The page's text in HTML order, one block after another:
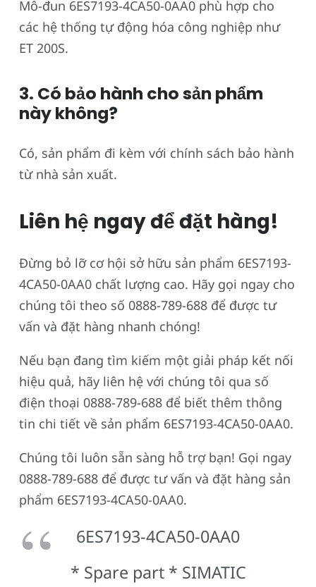
Mô-đun 6ES7193-4CA50-0AA0 phù hợp cho
các hệ thống tự động hóa công nghiệp như
ET 200S.
3. Có bảo hành cho sản phẩm
này không?
Có, sản phẩm đi kèm với chính sách bảo hành
từ nhà sản xuất.
Liên hệ ngay để đặt hàng!
Đừng bỏ lỡ cơ hội sở hữu sản phẩm 6ES7193-
4CA50-0AA0 chất lượng cao. Hãy gọi ngay cho
chúng tôi theo số 0888-789-688 để được tư
vấn và đặt hàng nhanh chóng!
Nếu bạn đang tìm kiếm một giải pháp kết nối
hiệu quả, hãy liên hệ với chúng tôi qua số
điện thoại 0888-789-688 để biết thêm thông
tin chi tiết về sản phẩm 6ES7193-4CA50-0AA0.
Chúng tôi luôn sẵn sàng hỗ trợ bạn! Gọi ngay
0888-789-688 để được tư vấn và đặt hàng sản
phẩm 6ES7193-4CA50-0AA0.
6ES7193-4CA50-0AA0
* Spare part * SIMATIC